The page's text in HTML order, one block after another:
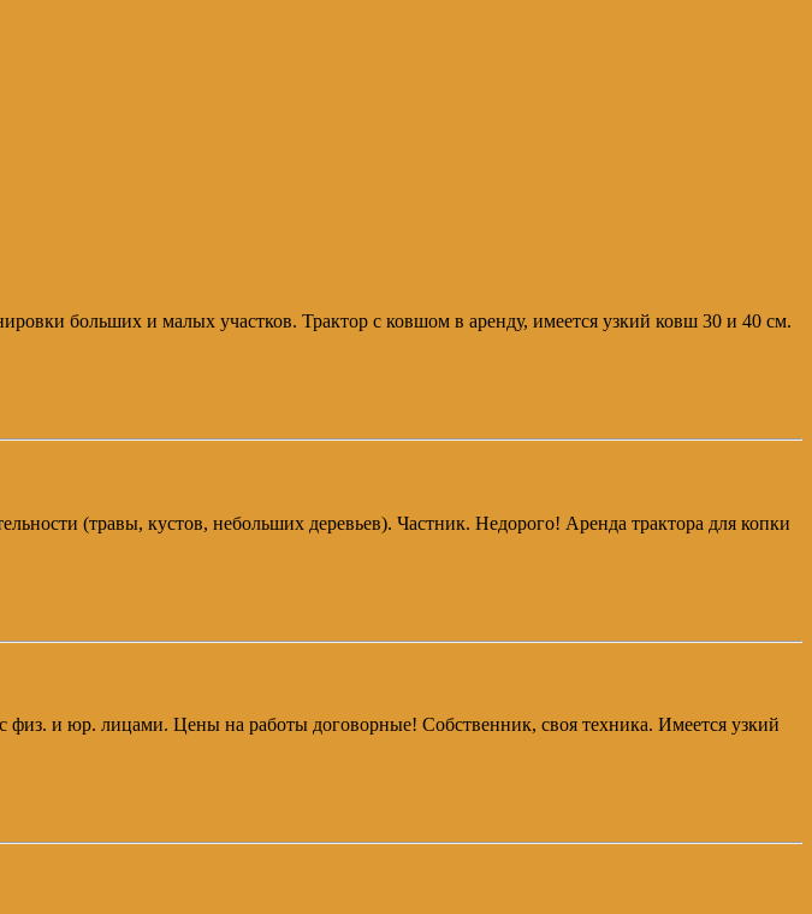
больших и малых участков. Трактор с ковшом в аренду, имеется узкий ковш 30 и 40 см.
(травы, кустов, небольших деревьев). Частник. Недорого! Аренда трактора для копки
физ. и юр. лицами. Цены на работы договорные! Собственник, своя техника. Имеется узкий